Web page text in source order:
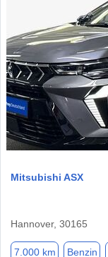
Mitsubishi ASX
Hannover, 30165
7.000 km Benzin